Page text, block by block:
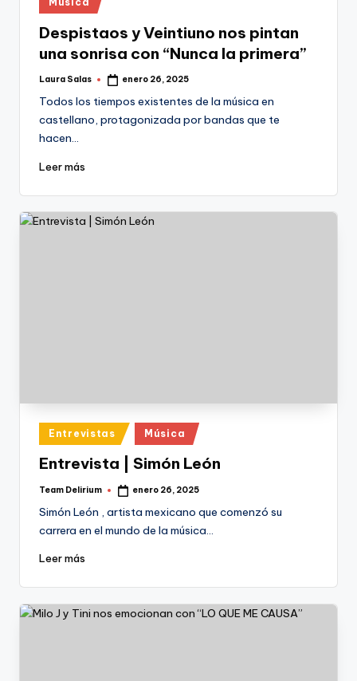
en
Despistaos y Veintiuno nos pintan
una sonrisa con “Nunca la primera”
Publicado
Laura Salas enero 26, 2025
Todos los tiempos existentes de la música en
castellano, protagonizada por bandas que te
hacen…
Leer más
Publicado
en
Entrevistas Música
Entrevista | Simón León
Publicado
Team Delirium enero 26, 2025
Simón León , artista mexicano que comenzó su
carrera en el mundo de la música…
Leer más